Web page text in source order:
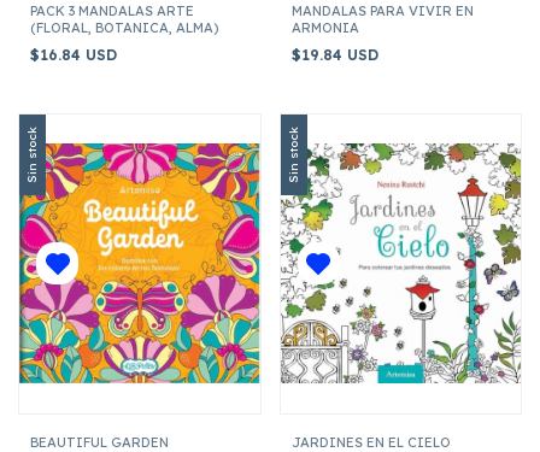
PACK 3 MANDALAS ARTE
(FLORAL, BOTANICA, ALMA)
$16.84 USD
MANDALAS PARA VIVIR EN
ARMONIA
$19.84 USD
Sin stock
BEAUTIFUL GARDEN
Sin stock
JARDINES EN EL CIELO